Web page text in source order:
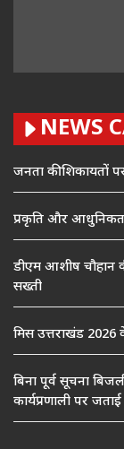
NEWS
जनता की शिकायतों
प्रकृति और आधुनिकता
डीएम आशीष चौहान
सख्ती
मिस उत्तराखंड
बिना पूर्व सूचना
कार्यप्रणाली पर